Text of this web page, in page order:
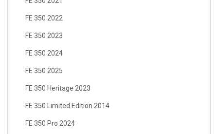
FE 350 2022
FE 350 2023
FE 350 2024
FE 350 2025
FE 350 Heritage 2023
FE 350 Limited Edition 2014
FE 350 Pro 2024